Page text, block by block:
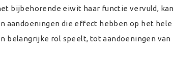
bijbehorende eiwit haar functie vervuld, kan
aandoeningen die effect hebben op het hele
belangrijke rol speelt, tot aandoeningen van